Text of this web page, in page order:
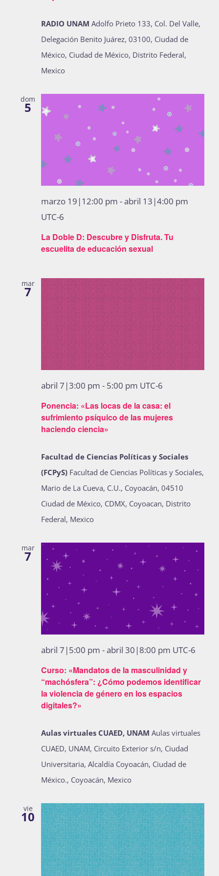
Bienvenida generación 2027-1
RADIO UNAM Adolfo Prieto 133, Col. Del Valle,
Delegación Benito Juárez, 03100, Ciudad de
México, Ciudad de México, Distrito Federal,
Mexico
dom
5
La Doble D: Descubre y Disfruta. Tu
escuelita de educación sexual
marzo 19|12:00 pm -abril 13|4:00 pm
UTC-6
mar
7
Ponencia: «Las locas de la casa: el
sufrimiento psíquico de las mujeres
haciendo ciencia»
abril 7|3:00 pm - 5:00 pm UTC-6
Facultad de Ciencias Políticas y Sociales
(FCPyS) Facultad de Ciencias Políticas y Sociales,
Mario de La Cueva, C.U., Coyoacán, 04510
Ciudad de México, CDMX, Coyoacan, Distrito
Federal, Mexico
mar
7
Curso: «Mandatos de la masculinidad y
“machósfera”: ¿Cómo podemos identificar
la violencia de género en los espacios
digitales?»
abril 7|5:00 pm -abril 30|8:00 pm UTC-6
Aulas virtuales CUAED, UNAM Aulas virtuales
CUAED, UNAM, Circuito Exterior s/n, Ciudad
Universitaria, Alcaldía Coyoacán, Ciudad de
México., Coyoacán, Mexico
vie
10